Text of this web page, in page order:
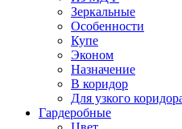
Зеркальные
Особенности
Купе
Эконом
Назначение
В коридор
Для узкого
Гардеробные